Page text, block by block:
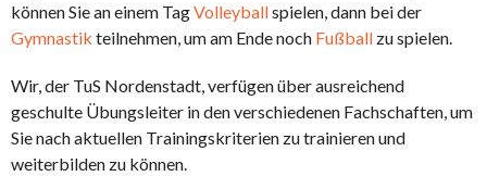
können Sie an einem TagVolleyballspielen, dann bei der
Gymnastik teilnehmen, um am Ende noch Fußball zu spielen.
Wir, der TuS Nordenstadt, verfügen über ausreichend
geschulte Übungsleiter in den verschiedenen Fachschaften, um
Sie nach aktuellen Trainingskriterien zu trainieren und
weiterbilden zu können.